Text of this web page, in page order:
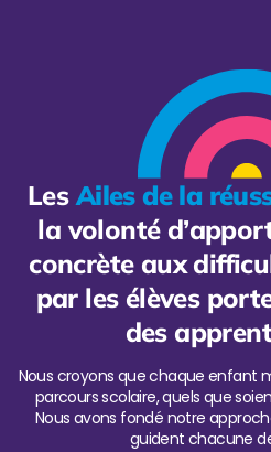
LesAiles de la
la volonté
concrète aux
par les élèves
des
Nous croyons que chaque enfant
parcours scolaire, quels que
Nous avons fondé notre
guident chacune